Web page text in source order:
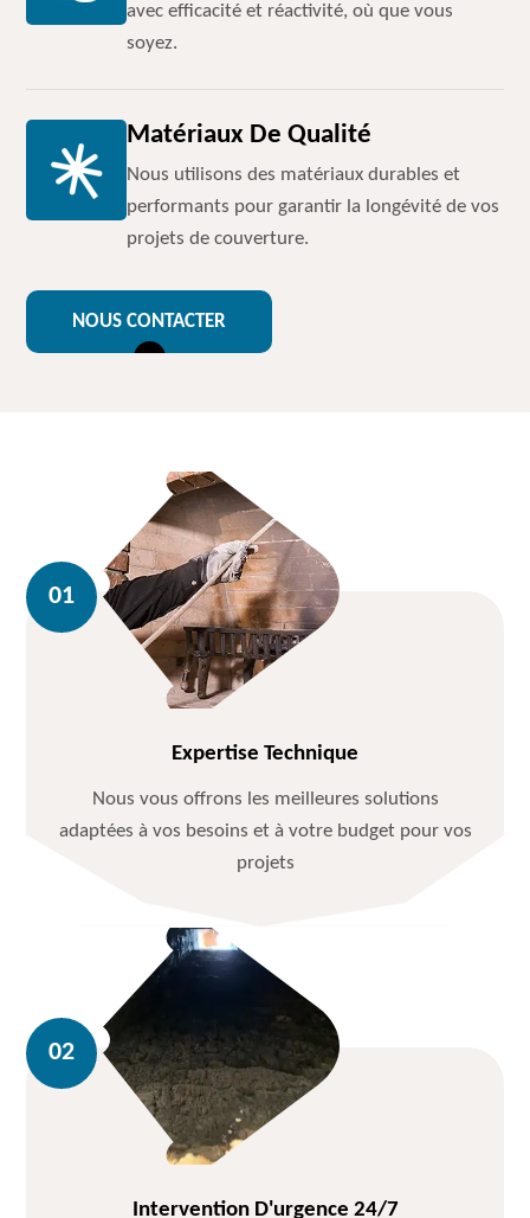
avec efficacité et réactivité, où que vous
soyez.
Matériaux De Qualité
Nous utilisons des matériaux durables et
performants pour garantir la longévité de vos
projets de couverture.
NOUS CONTACTER
Expertise Technique
Nous vous offrons les meilleures solutions
adaptées à vos besoins et à votre budget pour vos
projets
Intervention D'urgence 24/7